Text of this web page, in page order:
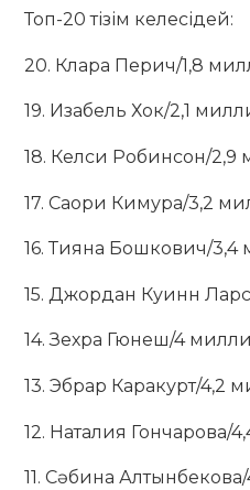
Топ-20 тізім келесідей:
20. Клара Перич/1,8
19. Изабель Хок/2,1
18. Келси Робинсон/2,9
17. Саори Кимура/3,2
16. Тияна Бошкович/
15. Джордан Куинн
14. Зехра Гюнеш/4
13. Эбрар Каракурт/4,2
12. Наталия Гончарова/
11. Сәбина